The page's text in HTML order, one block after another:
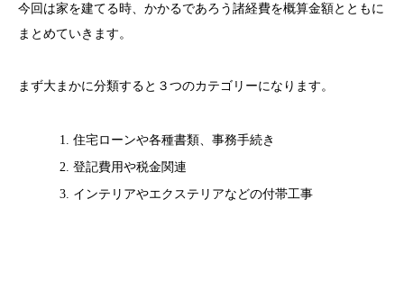
今回は家を建てる時、かかるであろう諸経費を概算金額とともに
まとめていきます。
まず大まかに分類すると３つのカテゴリーになります。
住宅ローンや各種書類、事務手続き
登記費用や税金関連
インテリアやエクステリアなどの付帯工事